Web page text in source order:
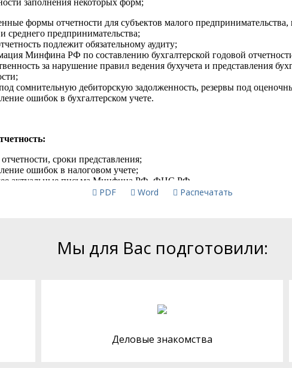
PDF Word Распечатать
Мы для Вас подготовили:
Деловые знакомства